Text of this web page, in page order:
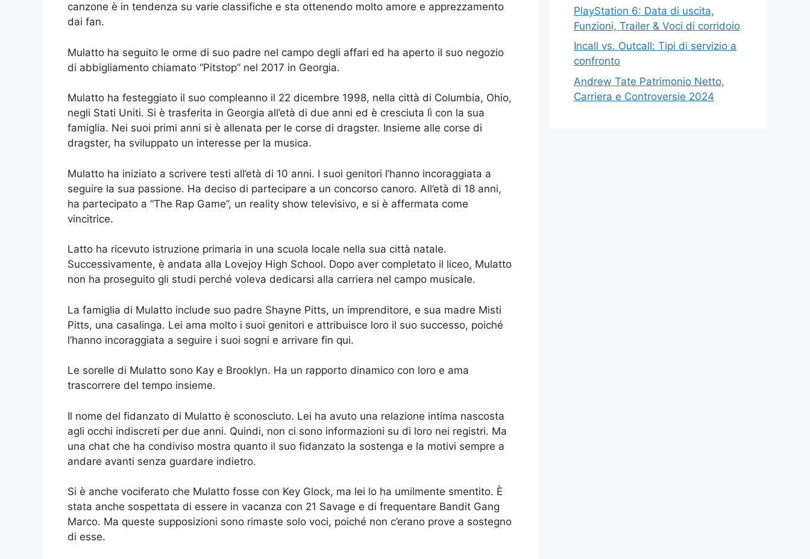
canzone è in tendenza su varie classifiche e sta ottenendo molto amore e apprezzamento
dai fan.
Mulatto ha seguito le orme di suo padre nel campo degli affari ed ha aperto il suo negozio
di abbigliamento chiamato “Pitstop” nel 2017 in Georgia.
Mulatto ha festeggiato il suo compleanno il 22 dicembre 1998, nella città di Columbia, Ohio,
negli Stati Uniti. Si è trasferita in Georgia all’età di due anni ed è cresciuta lì con la sua
famiglia. Nei suoi primi anni si è allenata per le corse di dragster. Insieme alle corse di
dragster, ha sviluppato un interesse per la musica.
Mulatto ha iniziato a scrivere testi all’età di 10 anni. I suoi genitori l’hanno incoraggiata a
seguire la sua passione. Ha deciso di partecipare a un concorso canoro. All’età di 18 anni,
ha partecipato a “The Rap Game”, un reality show televisivo, e si è affermata come
vincitrice.
Latto ha ricevuto istruzione primaria in una scuola locale nella sua città natale.
Successivamente, è andata alla Lovejoy High School. Dopo aver completato il liceo, Mulatto
non ha proseguito gli studi perché voleva dedicarsi alla carriera nel campo musicale.
La famiglia di Mulatto include suo padre Shayne Pitts, un imprenditore, e sua madre Misti
Pitts, una casalinga. Lei ama molto i suoi genitori e attribuisce loro il suo successo, poiché
l’hanno incoraggiata a seguire i suoi sogni e arrivare fin qui.
Le sorelle di Mulatto sono Kay e Brooklyn. Ha un rapporto dinamico con loro e ama
trascorrere del tempo insieme.
Il nome del fidanzato di Mulatto è sconosciuto. Lei ha avuto una relazione intima nascosta
agli occhi indiscreti per due anni. Quindi, non ci sono informazioni su di loro nei registri. Ma
una chat che ha condiviso mostra quanto il suo fidanzato la sostenga e la motivi sempre a
andare avanti senza guardare indietro.
Si è anche vociferato che Mulatto fosse con Key Glock, ma lei lo ha umilmente smentito. È
stata anche sospettata di essere in vacanza con 21 Savage e di frequentare Bandit Gang
Marco. Ma queste supposizioni sono rimaste solo voci, poiché non c’erano prove a sostegno
di esse.
PlayStation 6: Data di uscita,
Funzioni, Trailer & Voci di corridoio
Incall vs. Outcall: Tipi di servizio a
confronto
Andrew Tate Patrimonio Netto,
Carriera e Controversie 2024